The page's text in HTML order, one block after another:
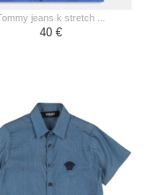
tommy jeans k stretch ...
40 €